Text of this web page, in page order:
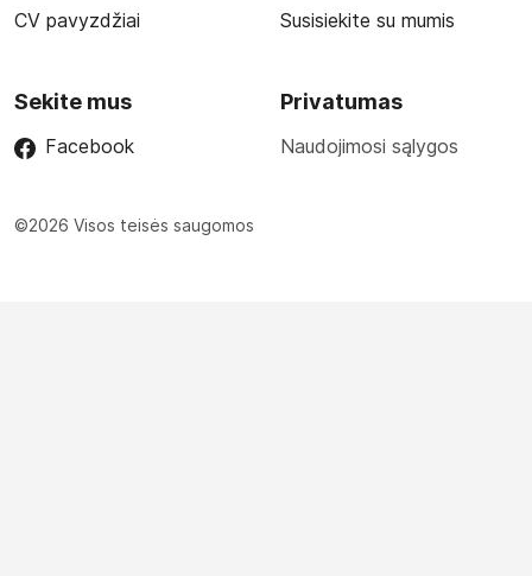
CV pavyzdžiai Susisiekite su mumis
Sekite mus
Facebook
Privatumas
Naudojimosi sąlygos
©2026 Visos teisės saugomos